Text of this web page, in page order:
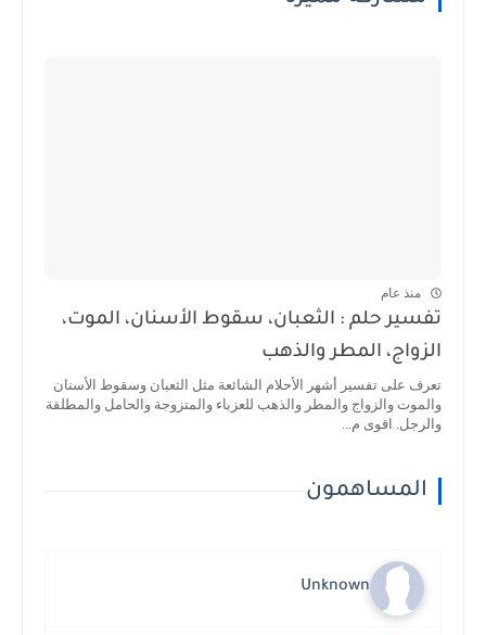
منذ عام
تفسير حلم : الثعبان، سقوط الأسنان، الموت،
الزواج، المطر والذهب
تعرف على تفسير أشهر الأحلام الشائعة مثل الثعبان وسقوط الأسنان
والموت والزواج والمطر والذهب للعزباء والمتزوجة والحامل والمطلقة
والرجل. اقوى م...
المساهمون
Unknown